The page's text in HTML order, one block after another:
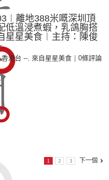
離地388米嘅深圳頂
低溫浸煮蝦，乳鴿胸搭
星星美食︱主持：陳俊
香港台 --, 來自星星美食 0條評論
1 2 3 下一個